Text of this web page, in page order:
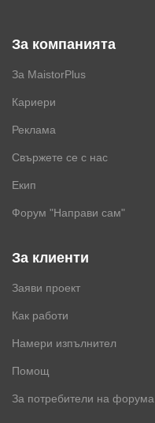
За компанията
За MaistorPlus
Кариери
Реклама
Свържете се с нас
Екип
Форум "Направи сам"
За клиенти
Заяви проект
Как работи
Намери изпълнител
Помощ
За потребители на форума